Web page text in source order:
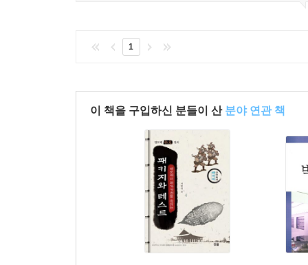
1
이 책을 구입하신 분들이 산 분야 연관 책